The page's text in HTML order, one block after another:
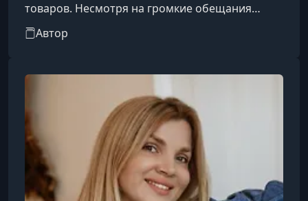
товаров. Несмотря на громкие обещания
(выход на «тысячные доллары в месяц» и др.),
нет публичных проверенных кейсов или
доходы за пределами сайта.
Автор